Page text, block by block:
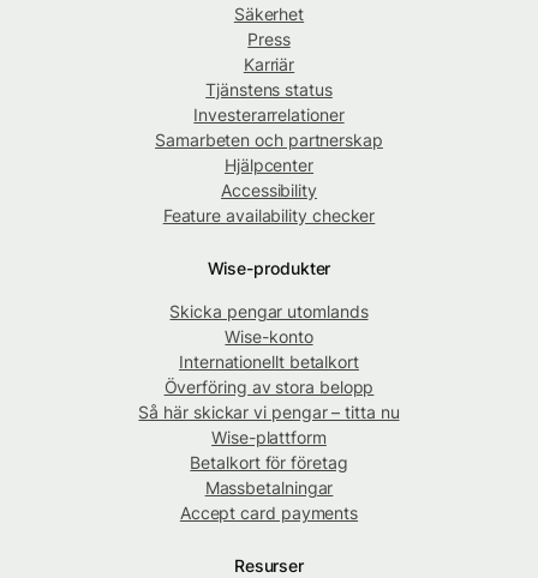
Säkerhet
Press
Karriär
Tjänstens status
Investerarrelationer
Samarbeten och partnerskap
Hjälpcenter
Accessibility
Feature availability checker
Wise-produkter
Skicka pengar utomlands
Wise-konto
Internationellt betalkort
Överföring av stora belopp
Så här skickar vi pengar – titta nu
Wise-plattform
Betalkort för företag
Massbetalningar
Accept card payments
Resurser